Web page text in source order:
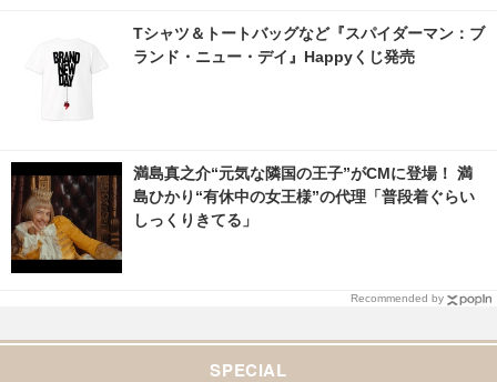
Tシャツ＆トートバッグなど『スパイダーマン：ブ
ランド・ニュー・デイ』Happyくじ発売
満島真之介“元気な隣国の王子”がCMに登場！ 満
島ひかり“有休中の女王様”の代理「普段着ぐらい
しっくりきてる」
Recommended by
SPECIAL